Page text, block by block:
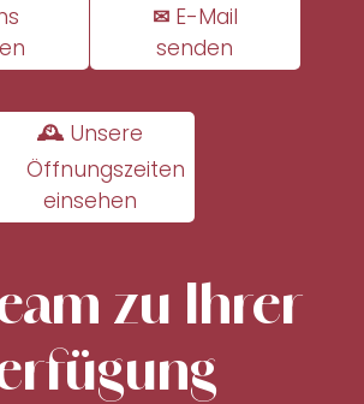
✉ E-Mail
senden
🕰 Unsere
Öffnungszeiten
einsehen
zu Ihrer